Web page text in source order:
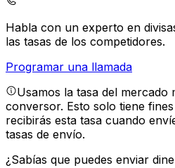
Habla con un experto en
las tasas de los competidores.
Programar una llamada
Usamos la tasa del mercado
conversor. Esto solo tiene
recibirás esta tasa cuando
tasas de envío.
¿Sabías que puedes enviar